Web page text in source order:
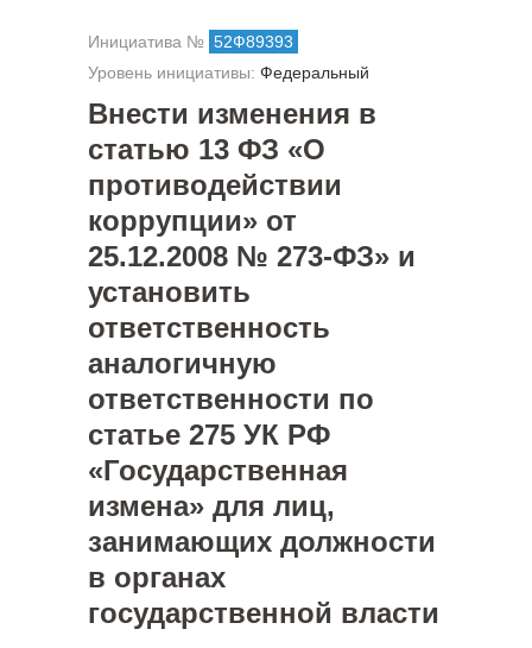
Инициатива № 52Ф89393
Уровень инициативы: Федеральный
Внести изменения в
статью 13 ФЗ «О
противодействии
коррупции» от
25.12.2008 № 273-ФЗ» и
установить
ответственность
аналогичную
ответственности по
статье 275 УК РФ
«Государственная
измена» для лиц,
занимающих должности
в органах
государственной власти